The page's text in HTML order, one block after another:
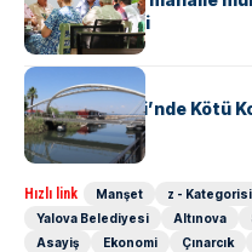
bir araya geldi
KENT GÜNDEMI
Safran Deresi’nde Kötü
Hızlı link Manşet z -
Yalova Belediyesi
Altınova
Asayiş
Ekonomi Çınarcık